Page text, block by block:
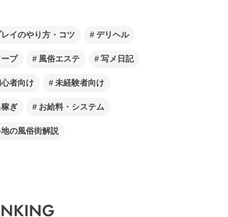
レイのやり方・コツ デリヘル
ープ 風俗エステ 写メ日記
者向け 未経験者向け
稼ぎ お給料・システム
の風俗街解説